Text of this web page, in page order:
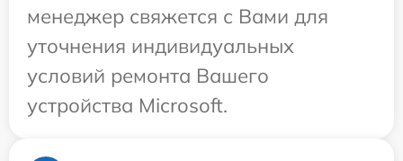
менеджер свяжется с Вами для
уточнения индивидуальных
условий ремонта Вашего
устройства Microsoft.